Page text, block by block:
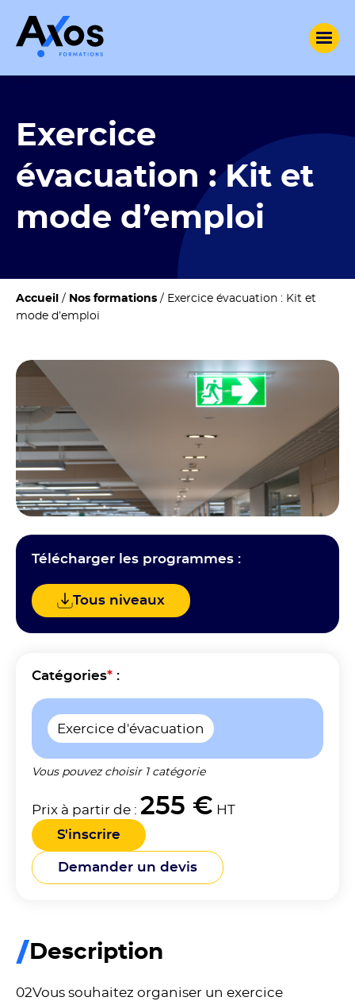
Exercice
évacuation : Kit et
mode d’emploi
Accueil / Nos formations / Exercice évacuation : Kit et
mode d’emploi
Description
02Vous souhaitez organiser un exercice
Télécharger les programmes :
Tous niveaux
Catégories* :
Exercice d'évacuation
Vous pouvez choisir 1 catégorie
Prix à partir de : 255 € HT
S'inscrire
Demander un devis